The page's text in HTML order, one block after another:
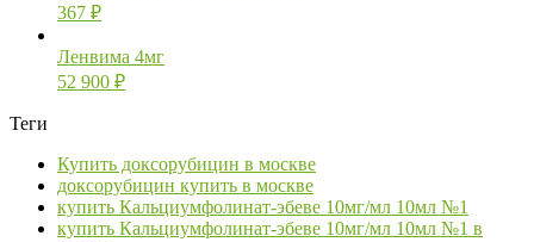
367 ₽
Ленвима 4мг
52 900 ₽
Теги
Купить доксорубицин в москве
доксорубицин купить в москве
купить Кальциумфолинат-эбеве 10мг/мл 10мл №1
купить Кальциумфолинат-эбеве 10мг/мл 10мл №1 в